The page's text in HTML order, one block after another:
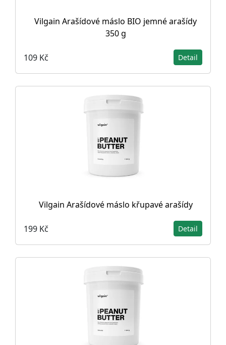
Vilgain Arašídové máslo BIO jemné arašídy
350 g
109 Kč Detail
Vilgain Arašídové máslo křupavé arašídy
199 Kč Detail